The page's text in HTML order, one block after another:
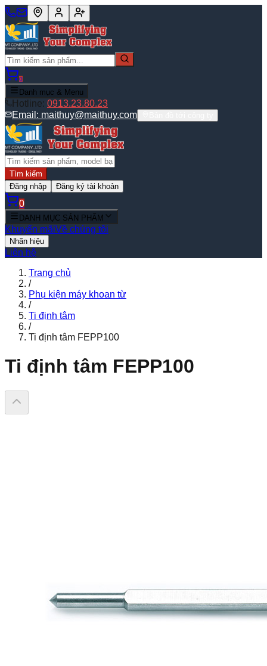
0
Danh mục & Menu
Hotline: 0913.23.80.23
Email: maithuy@maithuy.com
Tìm kiếm
Đăng nhập
Đăng ký tài khoản
0
DANH MỤC SẢN PHẨM
Khuyến mãiVề chúng tôi
Nhãn hiệu
Liên hệ
Trang chủ
/
Phụ kiện máy khoan từ
/
Ti định tâm
/
Ti định tâm FEPP100
Ti định tâm FEPP100